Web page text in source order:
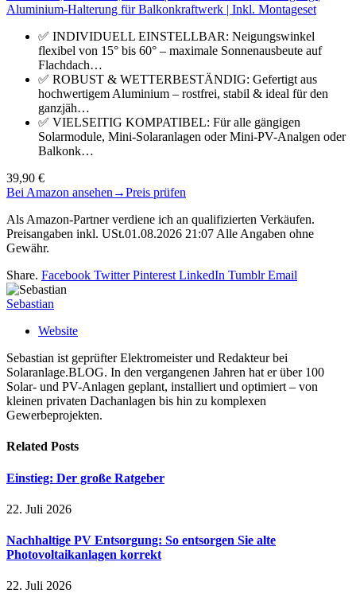
Aluminium-Halterung für Balkonkraftwerk | Inkl. Montageset
✅ INDIVIDUELL EINSTELLBAR: Neigungswinkel
flexibel von 15° bis 60° – maximale Sonnenausbeute auf
Flachdach…
✅ ROBUST & WETTERBESTÄNDIG: Gefertigt aus
hochwertigem Aluminium – rostfrei, stabil & ideal für den
ganzjäh…
✅ VIELSEITIG KOMPATIBEL: Für alle gängigen
Solarmodule, Mini-Solaranlagen oder Mini-PV-Analgen oder
Balkonk…
39,90 €
Bei Amazon ansehen →Preis prüfen
Als Amazon-Partner verdiene ich an qualifizierten Verkäufen.
Preisangaben inkl. USt.01.08.2026 21:07 Alle Angaben ohne
Gewähr.
Share. Facebook Twitter Pinterest LinkedIn Tumblr Email
Sebastian
Website
Sebastian ist geprüfter Elektromeister und Redakteur bei
Solaranlage.BLOG. In den vergangenen Jahren hat er über 100
Solar- und PV-Anlagen geplant, installiert und optimiert – von
kleinen privaten Dachanlagen bis hin zu komplexen
Gewerbeprojekten.
Related Posts
Einstieg: Der große Ratgeber
22. Juli 2026
Nachhaltige PV Entsorgung: So entsorgen Sie alte
Photovoltaikanlagen korrekt
22. Juli 2026